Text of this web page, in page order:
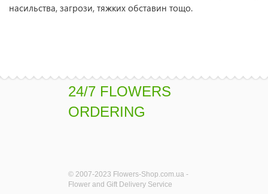
насильства, загрози, тяжких обставин тощо.
24/7 FLOWERS
ORDERING
© 2007-2023 Flowers-Shop.com.ua -
Flower and Gift Delivery Service